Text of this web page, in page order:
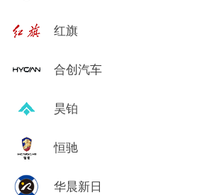
红旗
合创汽车
昊铂
恒驰
华晨新日